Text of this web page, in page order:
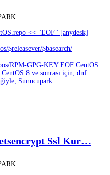
<< "EOF" [anydesk]
$releasever/$basearch/
RPM-GPG-KEY EOF CentOS
8 ve sonrası için; dnf
Sunucupark
Ssl Kur…